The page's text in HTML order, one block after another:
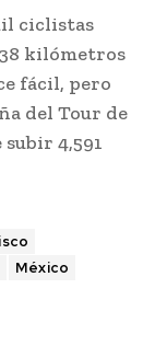
ciclistas
kilómetros
fácil, pero
del Tour de
4,591
México